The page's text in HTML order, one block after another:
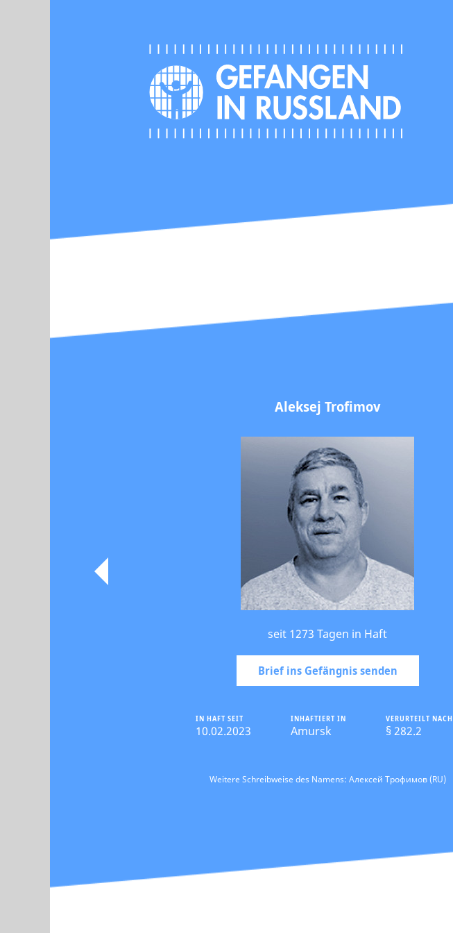
Aleksej Trofimov
seit 1273 Tagen in Haft
Brief ins Gefängnis senden
IN HAFT SEIT
10.02.2023
INHAFTIERT IN
Amursk
VERURTEILT NACH
§ 282.2
Weitere Schreibweise des Namens: Алексей Трофимов (RU)